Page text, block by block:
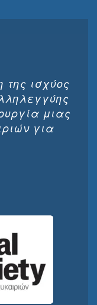
της ισχύος
μιας
για